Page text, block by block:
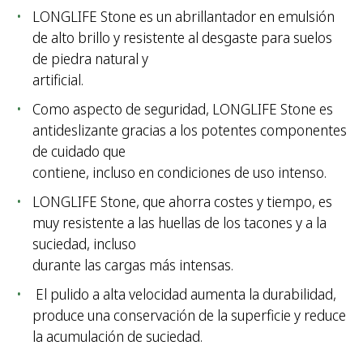
LONGLIFE Stone es un abrillantador en emulsión
de alto brillo y resistente al desgaste para suelos
de piedra natural y
artificial.
Como aspecto de seguridad, LONGLIFE Stone es
antideslizante gracias a los potentes componentes
de cuidado que
contiene, incluso en condiciones de uso intenso.
LONGLIFE Stone, que ahorra costes y tiempo, es
muy resistente a las huellas de los tacones y a la
suciedad, incluso
durante las cargas más intensas.
El pulido a alta velocidad aumenta la durabilidad,
produce una conservación de la superficie y reduce
la acumulación de suciedad.